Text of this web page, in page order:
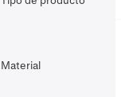
Material